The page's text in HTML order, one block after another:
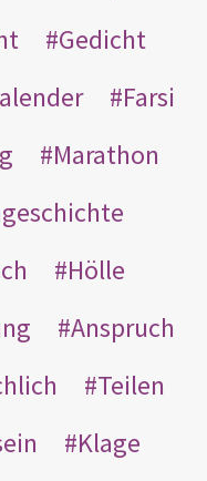
Gedicht
Farsi
Marathon
Hölle
Anspruch
Teilen
Klage